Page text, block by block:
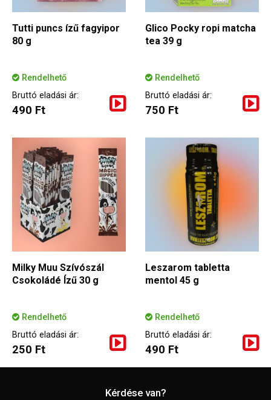
Tutti puncs ízű fagyipor
80 g
Rendelhető
Bruttó eladási ár:
490 Ft
Glico Pocky ropi matcha
tea 39 g
Rendelhető
Bruttó eladási ár:
750 Ft
Milky Muu Szívószál
Csokoládé Ízű 30 g
Rendelhető
Bruttó eladási ár:
250 Ft
Leszarom tabletta
mentol 45 g
Rendelhető
Bruttó eladási ár:
490 Ft
Kérdése van?